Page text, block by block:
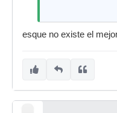
esque no existe el